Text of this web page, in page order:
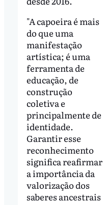
"A capoeira é mais
do que uma
manifestação
artística; é uma
ferramenta de
educação, de
construção
coletiva e
principalmente de
identidade.
Garantir esse
reconhecimento
significa reafirmar
a importância da
valorização dos
saberes ancestrais